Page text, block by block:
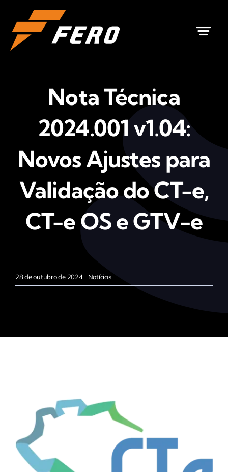
para
conteúdo
Nota Técnica
2024.001 v1.04:
Novos Ajustes para
Validação do CT-e,
CT-e OS e GTV-e
28 de outubro de 2024 Notícias